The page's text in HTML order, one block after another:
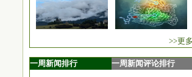
>>更多
一周新闻排行 一周新闻评论排行